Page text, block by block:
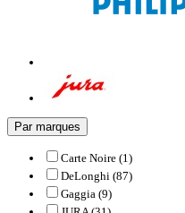
Par marques
Carte Noire (1)
DeLonghi (87)
Gaggia (9)